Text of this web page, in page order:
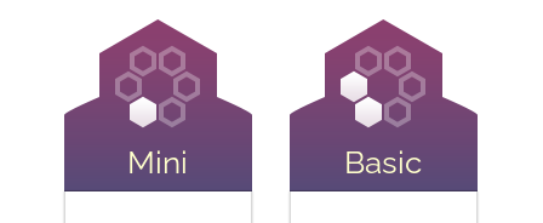
Mini Basic